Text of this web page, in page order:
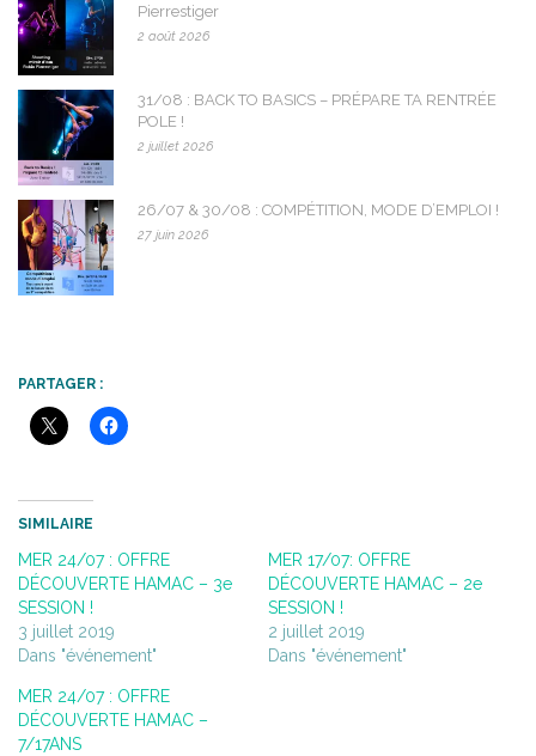
Pierrestiger
2 août 2026
31/08 : BACK TO BASICS – PRÉPARE TA RENTRÉE
POLE !
2 juillet 2026
26/07 & 30/08 : COMPÉTITION, MODE D’EMPLOI !
27 juin 2026
PARTAGER :
SIMILAIRE
MER 24/07 : OFFRE
DÉCOUVERTE HAMAC – 3e
SESSION !
3 juillet 2019
Dans "événement"
MER 17/07: OFFRE
DÉCOUVERTE HAMAC – 2e
SESSION !
2 juillet 2019
Dans "événement"
MER 24/07 : OFFRE
DÉCOUVERTE HAMAC –
7/17ANS